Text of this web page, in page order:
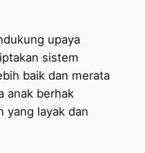
upaya
sistem
baik dan merata
anak berhak
yang layak dan